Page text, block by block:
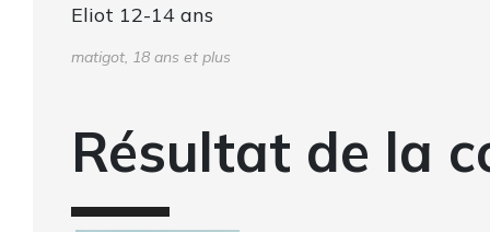
Eliot 12-14 ans
matigot, 18 ans et plus
Résultat de la